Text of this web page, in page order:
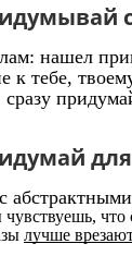
нашел
к тебе,
чувствуешь,
лучше